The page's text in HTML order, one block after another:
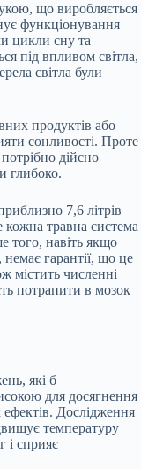
що виробляється
функціонування
цикли сну та
під впливом світла,
світла були
продуктів або
сонливості. Проте
дійсно
глибоко.
7,6 літрів
травна система
того, навіть якщо
гарантії, що це
містить численні
потрапити в мозок
які б
для досягнення
ефектів. Дослідження
температуру
і сприяє